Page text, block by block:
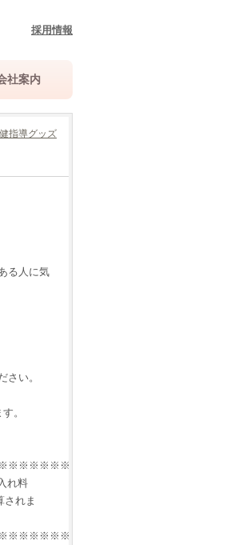
採用情報
社案内
指導グッズ
る人に気
さい。
。
れ料
されま